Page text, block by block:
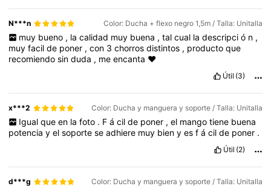
N***n Color: Ducha + flexo negro 1,5m / Talla: Unitalla
muy bueno , la calidad muy buena , tal cual la descripci ó n ,
muyfacilde poner ,con 3chorrosdistintos , productoque
recomiendosinduda , meencanta ❤️
Útil (3)
x***2 Color: Ducha y manguera y soporte / Talla: Unitalla
Igual que en la foto . F á cil de poner , el mango tiene buena
potenciayelsoporteseadhiere muy bienyesfácilde poner .
Útil (2)
d***g Color: Ducha y manguera y soporte / Talla: Unitalla